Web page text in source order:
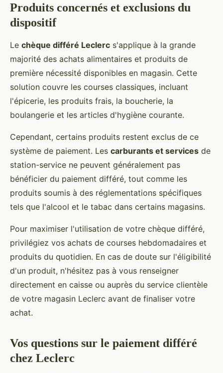
Produits concernés et exclusions du
dispositif
Le chèque différé Leclerc s'applique à la grande
majorité des achats alimentaires et produits de
première nécessité disponibles en magasin. Cette
solution couvre les courses classiques, incluant
l'épicerie, les produits frais, la boucherie, la
boulangerie et les articles d'hygiène courante.
Cependant, certains produits restent exclus de ce
système de paiement. Les carburants et services de
station-service ne peuvent généralement pas
bénéficier du paiement différé, tout comme les
produits soumis à des réglementations spécifiques
tels que l'alcool et le tabac dans certains magasins.
Pour maximiser l'utilisation de votre chèque différé,
privilégiez vos achats de courses hebdomadaires et
produits du quotidien. En cas de doute sur l'éligibilité
d'un produit, n'hésitez pas à vous renseigner
directement en caisse ou auprès du service clientèle
de votre magasin Leclerc avant de finaliser votre
achat.
Vos questions sur le paiement différé
chez Leclerc